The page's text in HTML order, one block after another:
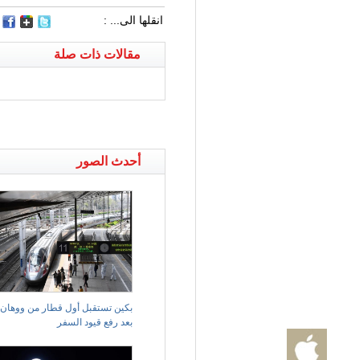
انقلها الى... :
مقالات ذات صلة
أحدث الصور
بكين تستقبل أول قطار من ووهان
بعد رفع قيود السفر